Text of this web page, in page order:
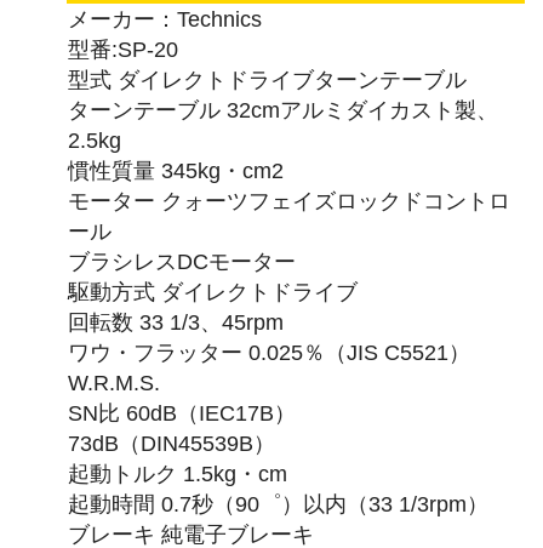
メーカー：Technics
型番:SP-20
型式 ダイレクトドライブターンテーブル
ターンテーブル 32cmアルミダイカスト製、
2.5kg
慣性質量 345kg・cm2
モーター クォーツフェイズロックドコントロ
ール
ブラシレスDCモーター
駆動方式 ダイレクトドライブ
回転数 33 1/3、45rpm
ワウ・フラッター 0.025％（JIS C5521）
W.R.M.S.
SN比 60dB（IEC17B）
73dB（DIN45539B）
起動トルク 1.5kg・cm
起動時間 0.7秒（90゜）以内（33 1/3rpm）
ブレーキ 純電子ブレーキ